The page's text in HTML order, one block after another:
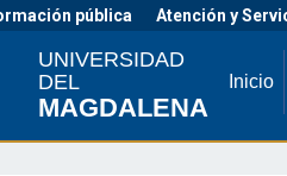
pública Atención y
UNIVERSIDAD
DEL
MAGDALENA
Inicio